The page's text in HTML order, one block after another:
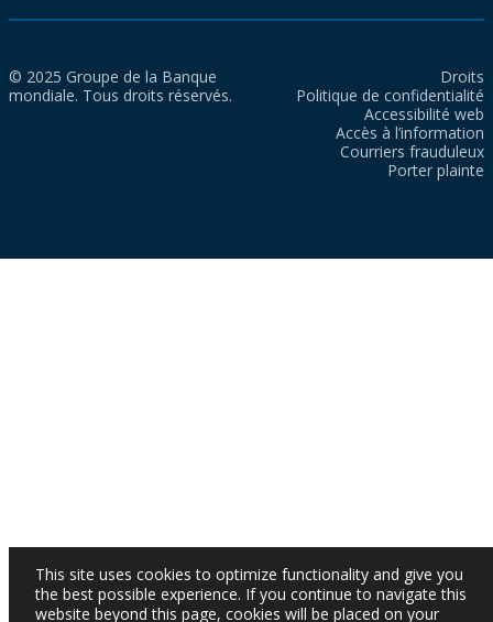
© 2025 Groupe de la Banque
mondiale. Tous droits réservés.
Droits
Politique de confidentialité
Accessibilité web
Accès à l’information
Courriers frauduleux
Porter plainte
This site uses cookies to optimize functionality and give you
the best possible experience. If you continue to navigate this
website beyond this page, cookies will be placed on your